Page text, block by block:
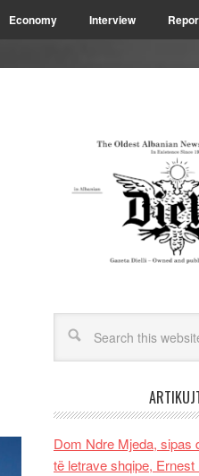
Economy Interview
Dom Ndre Mjeda, sipas
të letrave shqipe,